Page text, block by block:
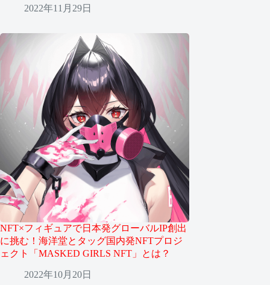
2022年11月29日
NFT×フィギュアで日本発グローバルIP創出
に挑む！海洋堂とタッグ国内発NFTプロジ
ェクト「MASKED GIRLS NFT」とは？
2022年10月20日